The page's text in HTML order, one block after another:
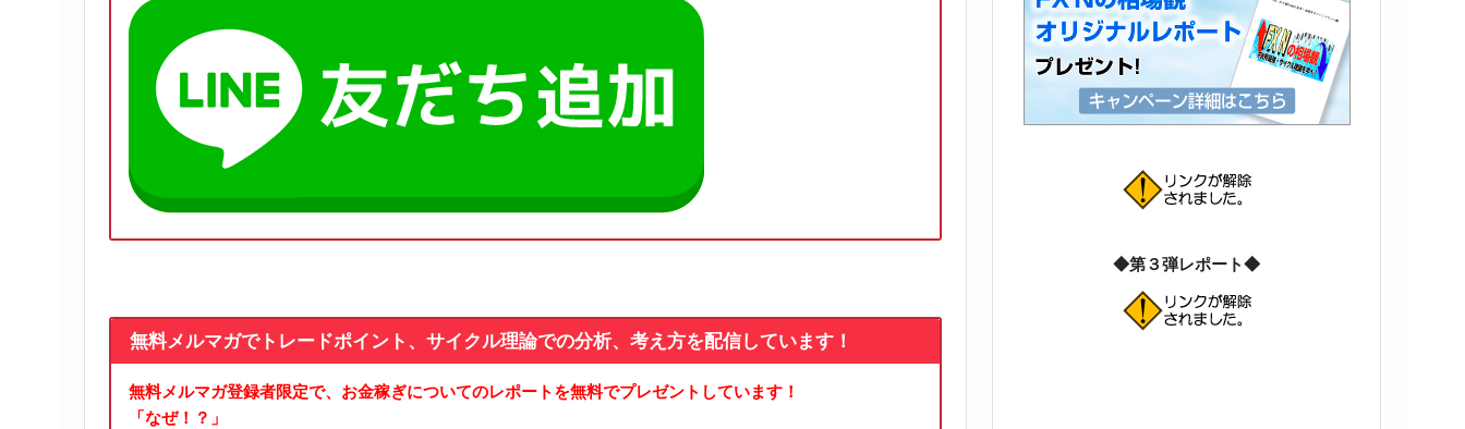
無料メルマガでトレードポイント、サイクル理論での分析、考え方を配信しています！
無料メルマガ登録者限定で、お金稼ぎについてのレポートを無料でプレゼントしています！
「なぜ！？」
◆第３弾レポート◆